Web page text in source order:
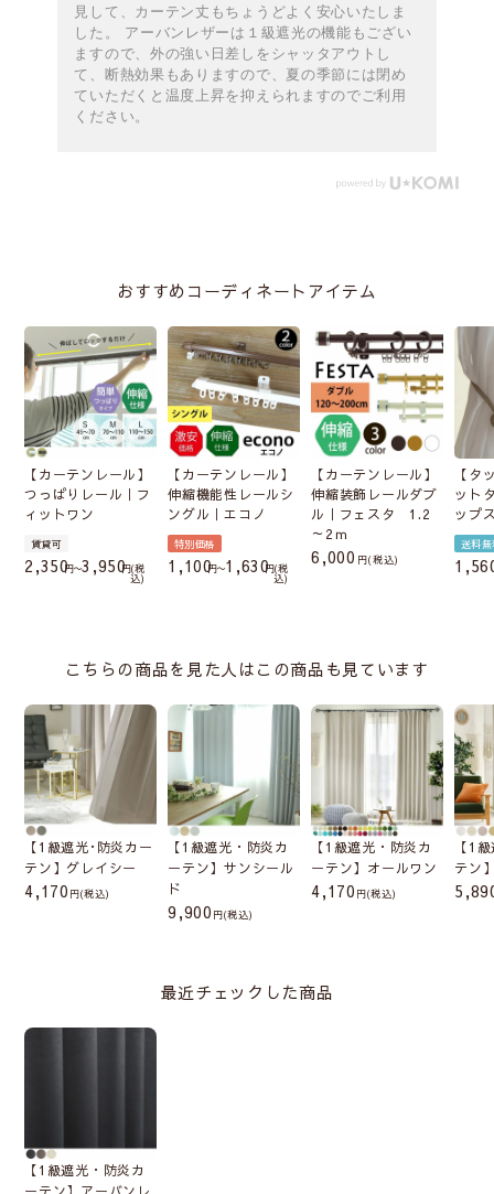
見して、カーテン丈もちょうどよく安心いたしま
した。 アーバンレザーは１級遮光の機能もござい
ますので、外の強い日差しをシャッタアウトし
て、断熱効果もありますので、夏の季節には閉め
ていただくと温度上昇を抑えられますのでご利用
ください。
おすすめコーディネートアイテム
【カーテンレール】
つっぱりレール｜フ
ィットワン
賃貸可
2,350 〜3,950 税
込
【カーテンレール】
伸縮機能性レールシ
ングル｜エコノ
特別価格
1,100 〜1,630 税
込
【カーテンレール】
伸縮装飾レールダブ
ル｜フェスタ 1.2
～2ｍ
6,000 税込
【タ
ット
ップ
送料無
こちらの商品を見た人はこの商品も見ています
【1級遮光･防炎カー
テン】グレイシー
4,170 (税込)
【1級遮光・防炎カ
ーテン】サンシール
ド
9,900 (税込)
【1級遮光・防炎カ
ーテン】オールワン
4,170 (税込)
【1
テン
最近チェックした商品
【1級遮光・防炎カ
ーテン】アーバンレ